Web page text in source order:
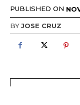
PUBLISHED ON
BYJOSE CRUZ